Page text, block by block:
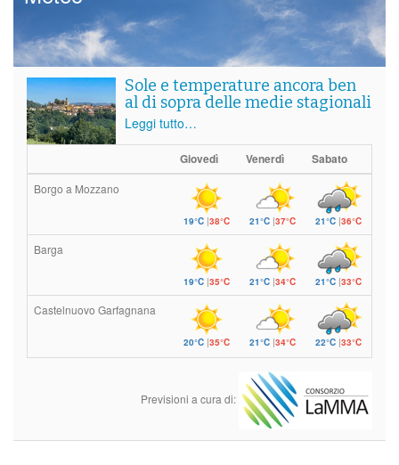
Sole e temperature ancora ben
al di sopra delle medie stagionali
Leggi tutto…
Giovedì Venerdì Sabato
Borgo a Mozzano
19°C |38°C 21°C |37°C 21°C |36°C
Barga
19°C |35°C 21°C |34°C 21°C |33°C
Castelnuovo Garfagnana
20°C |35°C 21°C |34°C 22°C |33°C
Previsioni a cura di: